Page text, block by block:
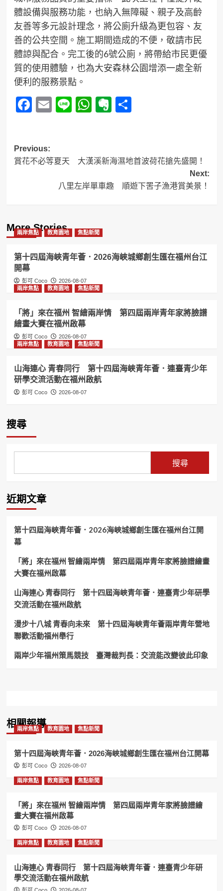
體設備與服務功能，也納入無障礙、親子及高齡
友善等多元設計理念，將公廁升級為更包容、友
善的公共空間。施工期間造成的不便，敬請市民
體諒與配合。完工後的6號公廁，將帶給市民更優
質的使用體驗，也為大安森林公園增添一處全新
便利的服務景點。
Facebook
Email
LineWhatsApp
Evernote
分
Post
navigation
Previous:
賞花不必等夏天 大漢溪新海濕地首波荷花搶先盛開！
Next:
八里左岸單車趣 順遊下罟子漁港賞美景！
More Stories
兩岸焦點 教育園地 焦點新聞
第十四屆海峽青年薈．2026海峽城鄉創生匯在福州台江
開幕
彭可 Coco
2026-08-07
兩岸焦點
教育園地 焦點新聞
「將」來在福州 智繪兩岸情 第四屆兩岸青年家將臉譜
繪畫大賽在福州啟幕
彭可 Coco
2026-08-07
兩岸焦點
教育園地 焦點新聞
山海連心 青春同行 第十四屆海峽青年薈．連臺青少年
研學交流活動在福州啟航
彭可 Coco 2026-08-07
搜尋
搜尋
近期文章
第十四屆海峽青年薈．2026海峽城鄉創生匯在福州台江開
幕
「將」來在福州 智繪兩岸情 第四屆兩岸青年家將臉譜繪畫
大賽在福州啟幕
山海連心 青春同行 第十四屆海峽青年薈．連臺青少年研學
交流活動在福州啟航
漫步十八城 青春向未來 第十四屆海峽青年薈兩岸青年營地
聯歡活動福州舉行
兩岸少年福州策馬競技 臺灣裁判長：交流能改變彼此印象
相關報導
兩岸焦點 教育園地 焦點新聞
第十四屆海峽青年薈．2026海峽城鄉創生匯在福州台江開幕
彭可 Coco 2026-08-07
兩岸焦點 教育園地 焦點新聞
「將」來在福州 智繪兩岸情 第四屆兩岸青年家將臉譜繪
畫大賽在福州啟幕
彭可 Coco 2026-08-07
兩岸焦點 教育園地 焦點新聞
山海連心 青春同行 第十四屆海峽青年薈．連臺青少年研
學交流活動在福州啟航